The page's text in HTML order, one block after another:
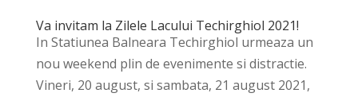
Va invitam la Zilele Lacului Techirghiol 2021!
In Statiunea Balneara Techirghiol urmeaza un
nou weekend plin de evenimente si distractie.
Vineri, 20 august, si sambata, 21 august 2021,